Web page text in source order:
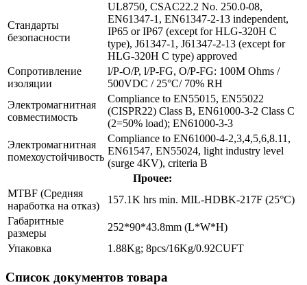
Стандарты
безопасности
UL8750, CSAC22.2 No. 250.0-08,
EN61347-1, EN61347-2-13 independent,
IP65 or IP67 (except for HLG-320H C
type), J61347-1, J61347-2-13 (except for
HLG-320H C type) approved
Сопротивление
изоляции
l/P-O/P, l/P-FG, O/P-FG: 100M Ohms /
500VDC / 25°C/ 70% RH
Электромагнитная
совместимость
Compliance to EN55015, EN55022
(CISPR22) Class B, EN61000-3-2 Class C
(2=50% load); EN61000-3-3
Электромагнитная
помехоустойчивость
Compliance to EN61000-4-2,3,4,5,6,8.11,
EN61547, EN55024, light industry level
(surge 4KV), criteria B
Прочее:
MTBF (Средняя
наработка на отказ)
157.1K hrs min. MIL-HDBK-217F (25°C)
Габаритные
размеры
252*90*43.8mm (L*W*H)
Упаковка
1.88Kg; 8pcs/16Kg/0.92CUFT
Список документов товара